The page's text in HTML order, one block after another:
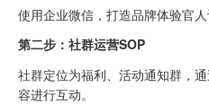
使用企业微信，打造品牌体验官人
第二步： 社群运营SOP
社群定位为福利、活动通知群，
容进行互动。